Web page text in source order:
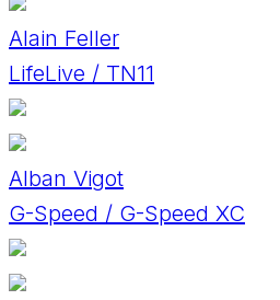
Alain Feller
LifeLive / TN11
Alban Vigot
G-Speed / G-Speed XC